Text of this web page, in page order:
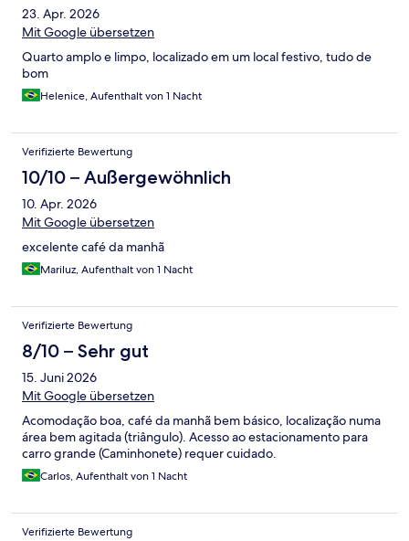
23. Apr. 2026
Mit Google übersetzen
Quarto amplo e limpo, localizado em um local festivo, tudo de
bom
Helenice, Aufenthalt von 1 Nacht
Verifizierte Bewertung
10/10 – Außergewöhnlich
10. Apr. 2026
Mit Google übersetzen
excelente café da manhã
Mariluz, Aufenthalt von 1 Nacht
Verifizierte Bewertung
8/10 – Sehr gut
15. Juni 2026
Mit Google übersetzen
Acomodação boa, café da manhã bem básico, localização numa
área bem agitada (triângulo). Acesso ao estacionamento para
carro grande (Caminhonete) requer cuidado.
Carlos, Aufenthalt von 1 Nacht
Verifizierte Bewertung